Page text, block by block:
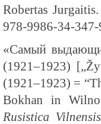
Robertas
978-9986-34-347-
«Самый
(1921–1923)
(1921–1923) =
Bokhan in
Rusistica Vilnensis